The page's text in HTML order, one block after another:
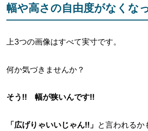
幅や高さの自由度がなくな
上3つの画像はすべて実寸です。
何か気づきませんか？
そう!! 幅が狭いんです!!
「広げりゃいいじゃん!!」 と言われるか